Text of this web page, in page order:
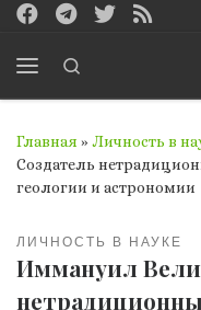
Перейти к
Главная » Личность в
Создатель
геологии и астрономии
ЛИЧНОСТЬ В НАУКЕ
Иммануил